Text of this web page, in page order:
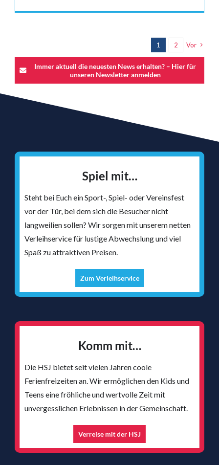
1 2 Vor
Immer aktuell die neuesten News erhalten? – Hier für
unseren Newsletter anmelden
Spiel mit…
Steht bei Euch ein Sport-, Spiel- oder Vereinsfest
vor der Tür, bei dem sich die Besucher nicht
langweilien sollen? Wir sorgen mit unserem netten
Verleihservice für lustige Abwechslung und viel
Spaß zu attraktiven Preisen.
Zum Verleihservice
Komm mit…
Die HSJ bietet seit vielen Jahren coole
Ferienfreizeiten an. Wir ermöglichen den Kids und
Teens eine fröhliche und wertvolle Zeit mit
unvergesslichen Erlebnissen in der Gemeinschaft.
Verreise mit der HSJ